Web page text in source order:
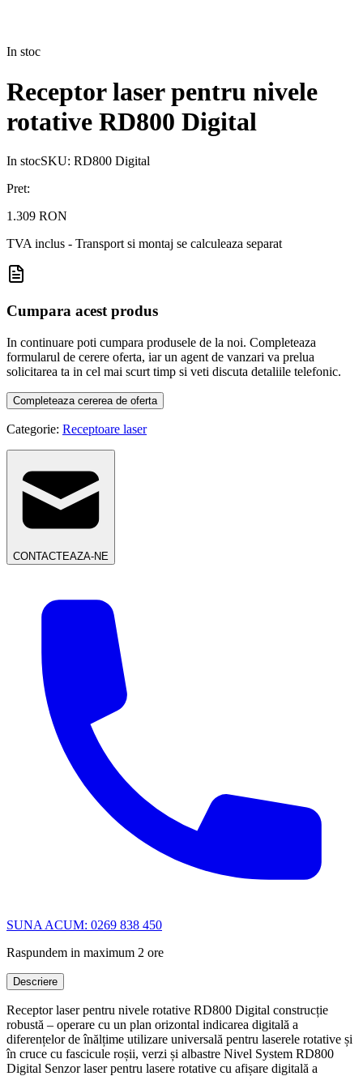
In stoc
Receptor laser pentru nivele
rotative RD800 Digital
In stocSKU: RD800 Digital
Pret:
1.309 RON
TVA inclus - Transport si montaj se calculeaza separat
Cumpara acest produs
In continuare poti cumpara produsele de la noi. Completeaza
formularul de cerere oferta, iar un agent de vanzari va prelua
solicitarea ta in cel mai scurt timp si veti discuta detaliile telefonic.
Completeaza cererea de oferta
Categorie: Receptoare laser
CONTACTEAZA-NE
SUNA ACUM: 0269 838 450
Raspundem in maximum 2 ore
Descriere
Receptor laser pentru nivele rotative RD800 Digital construcție
robustă – operare cu un plan orizontal indicarea digitală a
diferențelor de înălțime utilizare universală pentru laserele rotative și
în cruce cu fascicule roșii, verzi și albastre Nivel System RD800
Digital Senzor laser pentru lasere rotative cu afișare digitală a